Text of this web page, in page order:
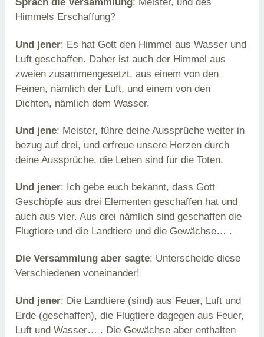
Himmels Erschaffung?
Und jener: Es hat Gott den Himmel aus Wasser und
Luft geschaffen. Daher ist auch der Himmel aus
zweien zusammengesetzt, aus einem von den
Feinen, nämlich der Luft, und einem von den
Dichten, nämlich dem Wasser.
Und jene: Meister, führe deine Aussprüche weiter in
bezug auf drei, und erfreue unsere Herzen durch
deine Aussprüche, die Leben sind für die Toten.
Und jener: Ich gebe euch bekannt, dass Gott
Geschöpfe aus drei Elementen geschaffen hat und
auch aus vier. Aus drei nämlich sind geschaffen die
Flugtiere und die Landtiere und die Gewächse… .
Die Versammlung aber sagte: Unterscheide diese
Verschiedenen voneinander!
Und jener: Die Landtiere (sind) aus Feuer, Luft und
Erde (geschaffen), die Flugtiere dagegen aus Feuer,
Luft und Wasser… . Die Gewächse aber enthalten